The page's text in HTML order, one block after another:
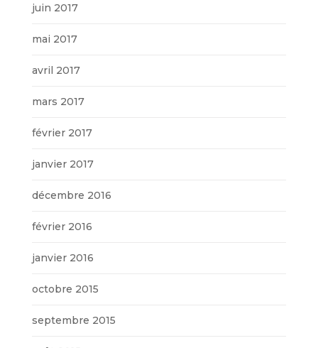
juin 2017
mai 2017
avril 2017
mars 2017
février 2017
janvier 2017
décembre 2016
février 2016
janvier 2016
octobre 2015
septembre 2015